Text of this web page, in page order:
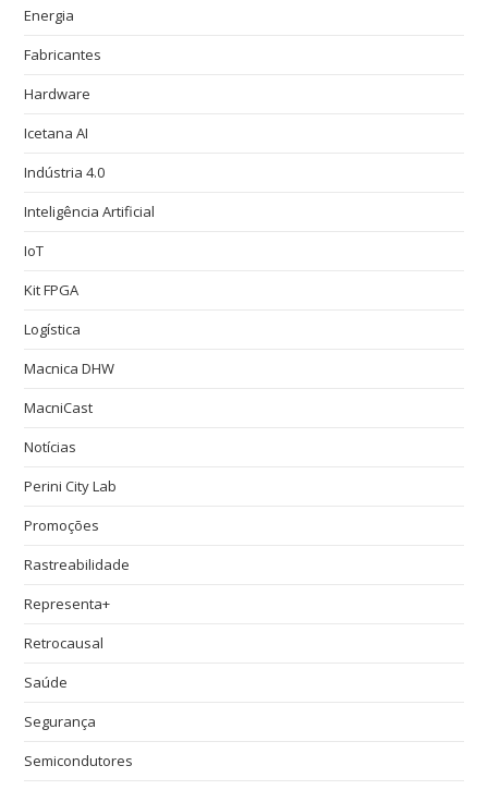
Energia
Fabricantes
Hardware
Icetana AI
Indústria 4.0
Inteligência Artificial
IoT
Kit FPGA
Logística
Macnica DHW
MacniCast
Notícias
Perini City Lab
Promoções
Rastreabilidade
Representa+
Retrocausal
Saúde
Segurança
Semicondutores